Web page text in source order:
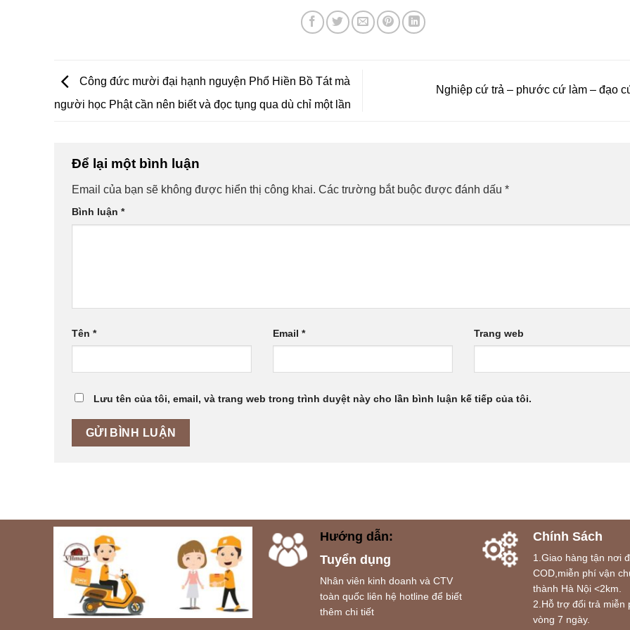
Công đức mười đại hạnh nguyện Phổ Hiền Bồ Tát mà
người học Phật cần nên biết và đọc tụng qua dù chỉ một lần
Nghiệp cứ trả – phước cứ làm – đạo
Để lại một bình luận
Email của bạn sẽ không được hiển thị công khai. Các trường bắt buộc được đánh dấu *
Bình luận *
Tên * Email * Trang web
Lưu tên của tôi, email, và trang web trong trình duyệt này cho lần bình luận kế tiếp của tôi.
Hướng dẫn:
Tuyển dụng
Nhân viên kinh doanh và CTV
toàn quốc liên hệ hotline để biết
thêm chi tiết
Chính Sách
1.Giao hàng tận nơi
COD,miễn phí vận
thành Hà Nội <2km.
2.Hỗ trợ đổi trả miễn
vòng 7 ngày.